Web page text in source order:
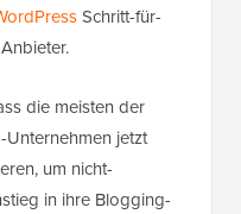
Schritt-für-
die meisten der
jetzt
um nicht-
in ihre Blogging-